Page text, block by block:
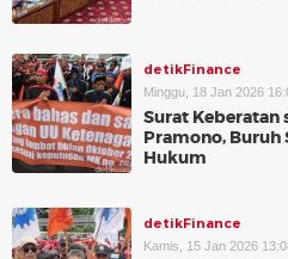
detikFinance
Minggu, 18 Jan 2026
Surat Keberatan
Pramono, Buruh
Hukum
detikFinance
Kamis, 15 Jan 2026